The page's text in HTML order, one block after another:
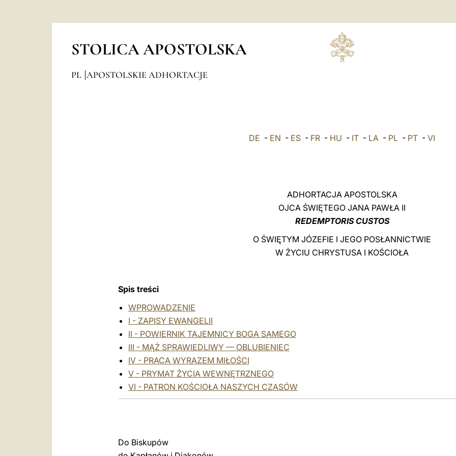
STOLICA APOSTOLSKA
PL APOSTOLSKIE ADHORTACJE
DE - EN - ES - FR - HU - IT - LA - PL - PT - VI
ADHORTACJA APOSTOLSKA
OJCA ŚWIĘTEGO JANA PAWŁA II
REDEMPTORIS CUSTOS
O ŚWIĘTYM JÓZEFIE I JEGO POSŁANNICTWIE
W ŻYCIU CHRYSTUSA I KOŚCIOŁA
Spis treści
WPROWADZENIE
I - ZAPISY EWANGELII
II - POWIERNIK TAJEMNICY BOGA SAMEGO
III - MĄŻ SPRAWIEDLIWY — OBLUBIENIEC
IV - PRACA WYRAZEM MIŁOŚCI
V - PRYMAT ŻYCIA WEWNĘTRZNEGO
VI - PATRON KOŚCIOŁA NASZYCH CZASÓW
Do Biskupów